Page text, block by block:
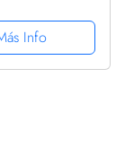
PopGrip
Info